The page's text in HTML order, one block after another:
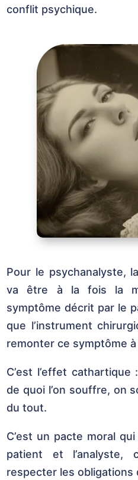
conflit psychique.
Pour le psychanalyste,
va être à la fois la
symptôme décrit par le
que l’instrument
remonter ce symptôme
C’est l’effet cathartique
de quoi l’on souffre, on
du tout.
C’est un pacte moral
patient et l’analyste,
respecter les obligations